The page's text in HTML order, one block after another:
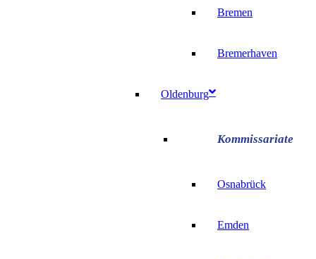
Bremen
Bremerhaven
Oldenburg
Osnabrück
Emden